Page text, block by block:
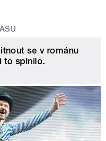
se v románu
to splnilo.